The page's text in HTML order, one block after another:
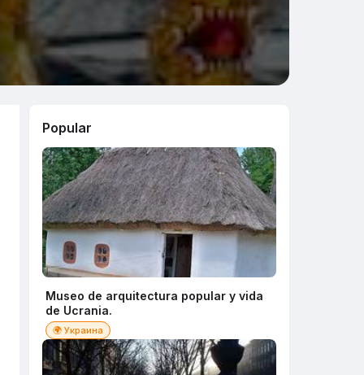
Popular
Museo de arquitectura popular y vida
de Ucrania.
🌍 Украина